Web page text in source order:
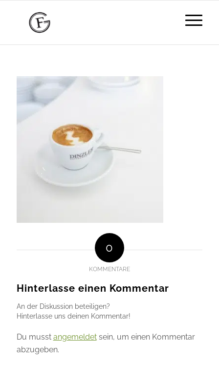
0
KOMMENTARE
Hinterlasse einen Kommentar
An der Diskussion beteiligen?
Hinterlasse uns deinen Kommentar!
Du musst angemeldetsein, um einen Kommentar
abzugeben.